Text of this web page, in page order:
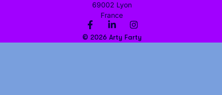
69002 Lyon
France
© 2026 Arty Farty